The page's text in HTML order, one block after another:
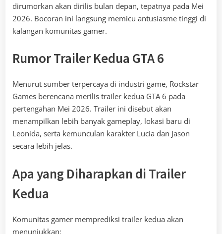
dirumorkan akan dirilis bulan depan, tepatnya pada Mei
2026. Bocoran ini langsung memicu antusiasme tinggi di
kalangan komunitas gamer.
Rumor Trailer Kedua GTA 6
Menurut sumber terpercaya di industri game, Rockstar
Games berencana merilis trailer kedua GTA 6 pada
pertengahan Mei 2026. Trailer ini disebut akan
menampilkan lebih banyak gameplay, lokasi baru di
Leonida, serta kemunculan karakter Lucia dan Jason
secara lebih jelas.
Apa yang Diharapkan di Trailer
Kedua
Komunitas gamer memprediksi trailer kedua akan
menunjukkan: